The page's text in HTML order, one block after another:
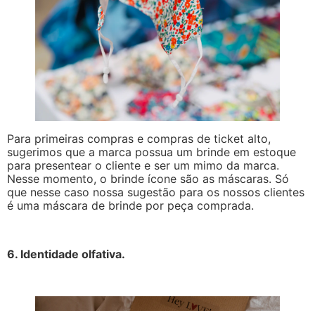
Para primeiras compras e compras de ticket alto,
sugerimos que a marca possua um brinde em estoque
para presentear o cliente e ser um mimo da marca.
Nesse momento, o brinde ícone são as máscaras. Só
que nesse caso nossa sugestão para os nossos clientes
é uma máscara de brinde por peça comprada.
6. Identidade olfativa.